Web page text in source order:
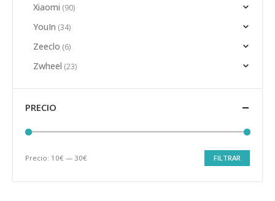
Xiaomi (90)
YouIn (34)
Zeeclo (6)
Zwheel (23)
PRECIO
Precio
Precio
FILTRAR
Precio: 10€ — 30€